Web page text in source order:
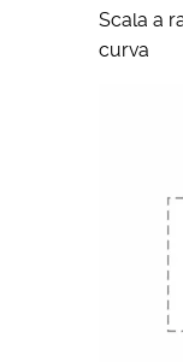
Scala a
curva